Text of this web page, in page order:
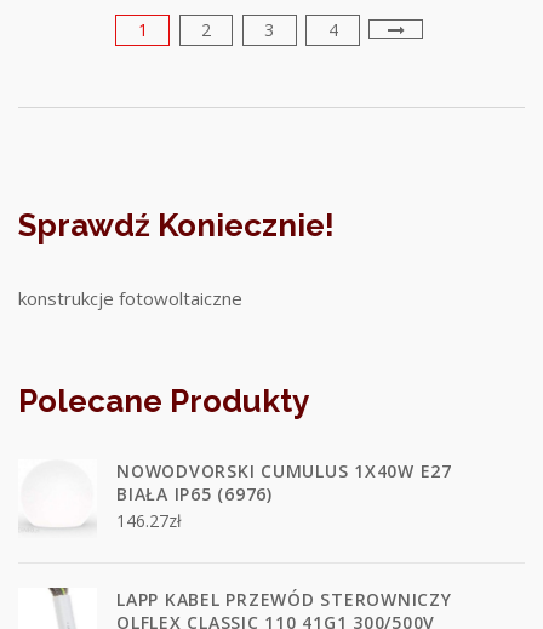
1 2 3 4
Sprawdź Koniecznie!
konstrukcje fotowoltaiczne
Polecane Produkty
NOWODVORSKI CUMULUS 1X40W E27
BIAŁA IP65 (6976)
146.27zł
LAPP KABEL PRZEWÓD STEROWNICZY
OLFLEX CLASSIC 110 41G1 300/500V